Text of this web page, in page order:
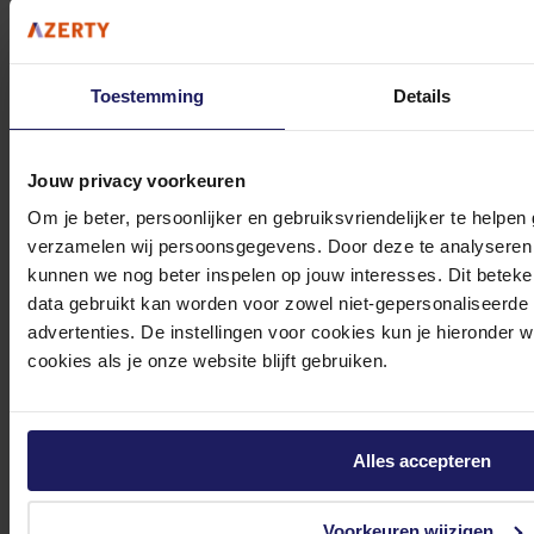
Toestemming Details
Jouw privacy voorkeuren
Om je beter, persoonlijker en gebruiksvriendelijker te
verzamelen wij persoonsgegevens. Door deze te
kunnen we nog beter inspelen op jouw interesses. Dit
data gebruikt kan worden voor zowel niet-
advertenties. De instellingen voor cookies kun je hieronder
cookies als je onze website blijft gebruiken.
Alles accepteren
0572 328 120